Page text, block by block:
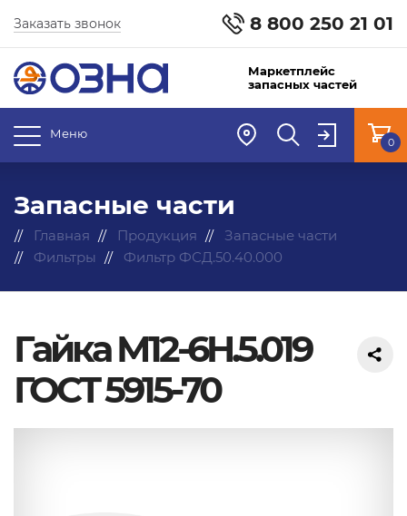
8 800 250 21 01
Заказать звонок
Маркетплейс
запасных частей
Меню
0
Запасные части
Главная Продукция
Запасные части
Фильтры
Фильтр ФСД.50.40.000
Гайка М12-6H.5.019
ГОСТ 5915-70